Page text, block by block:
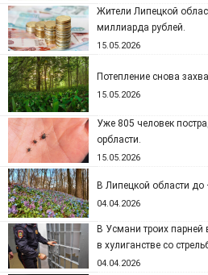
Жители Липецкой
миллиарда рублей.
15.05.2026
Потепление снова
15.05.2026
Уже 805 человек
орбласти.
15.05.2026
В Липецкой области до
04.04.2026
В Усмани троих парней
в хулиганстве со
04.04.2026